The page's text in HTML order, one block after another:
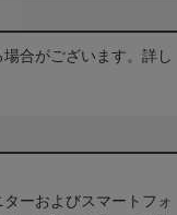
合がございます。詳し
ーおよびスマートフォ